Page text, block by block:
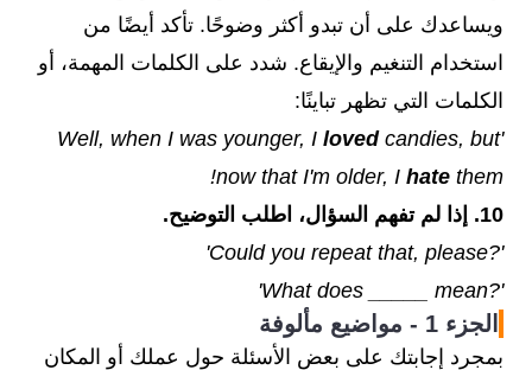
ويساعدك على أن تبدو أكثر وضوحًا. تأكد أيضًا من
استخدام التنغيم والإيقاع. شدد على الكلمات المهمة، أو
الكلمات التي تظهر تباينًا:
'Well, when I was younger, I
loved candies, but
now that I'm older, I hate them!
10. إذا لم تفهم السؤال، اطلب التوضيح.
'?Could you repeat that, please'
'?What does _____ mean'
الجزء 1 - مواضيع مألوفة
بمجرد إجابتك على بعض الأسئلة حول عملك أو المكان